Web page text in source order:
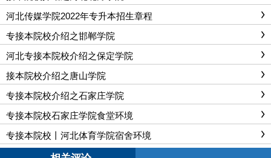
河北传媒学院2022年专升本招生章程
专接本院校介绍之邯郸学院
河北专接本院校介绍之保定学院
接本院校介绍之唐山学院
专接本院校介绍之石家庄学院
专接本院校石家庄学院食堂环境
专接本院校丨河北体育学院宿舍环境